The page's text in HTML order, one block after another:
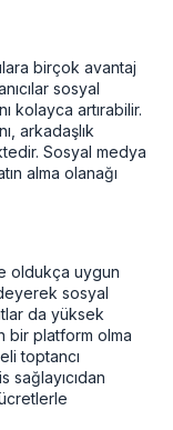
birçok avantaj
sosyal
kolayca artırabilir.
arkadaşlık
Sosyal medya
alma olanağı
oldukça uygun
sosyal
da yüksek
bir platform olma
toptancı
sağlayıcıdan